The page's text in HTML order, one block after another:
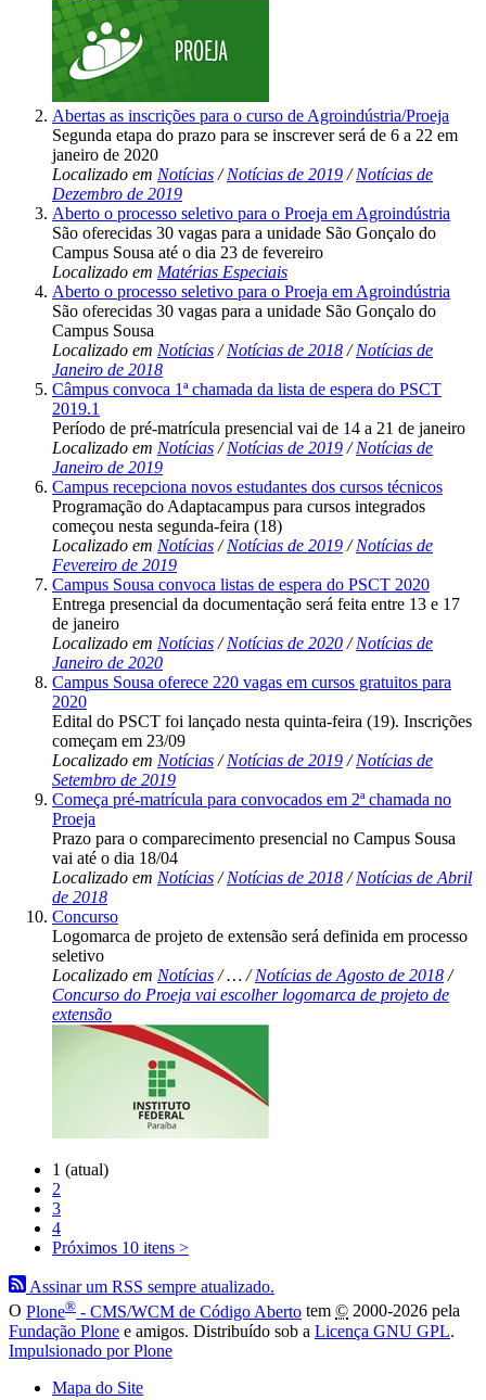
Abertas as inscrições para o curso de Agroindústria/Proeja
Segunda etapa do prazo para se inscrever será de 6 a 22 em
janeiro de 2020
Localizado em Notícias /Notícias de 2019 /Notícias de
Dezembro de 2019
Aberto o processo seletivo para o Proeja em Agroindústria
São oferecidas 30 vagas para a unidade São Gonçalo do
Campus Sousa até o dia 23 de fevereiro
Localizado em Matérias Especiais
Aberto o processo seletivo para o Proeja em Agroindústria
São oferecidas 30 vagas para a unidade São Gonçalo do
Campus Sousa
Localizado em Notícias /Notícias de 2018 /Notícias de
Janeiro de 2018
Câmpus convoca 1ª chamada da lista de espera do PSCT
2019.1
Período de pré-matrícula presencial vai de 14 a 21 de janeiro
Localizado em Notícias /Notícias de 2019 /Notícias de
Janeiro de 2019
Campus recepciona novos estudantes dos cursos técnicos
Programação do Adaptacampus para cursos integrados
começou nesta segunda-feira (18)
Localizado em Notícias /Notícias de 2019 /Notícias de
Fevereiro de 2019
Campus Sousa convoca listas de espera do PSCT 2020
Entrega presencial da documentação será feita entre 13 e 17
de janeiro
Localizado em Notícias /Notícias de 2020 /Notícias de
Janeiro de 2020
Campus Sousa oferece 220 vagas em cursos gratuitos para
2020
Edital do PSCT foi lançado nesta quinta-feira (19). Inscrições
começam em 23/09
Localizado em Notícias /Notícias de 2019 /Notícias de
Setembro de 2019
Começa pré-matrícula para convocados em 2ª chamada no
Proeja
Prazo para o comparecimento presencial no Campus Sousa
vai até o dia 18/04
Localizado em Notícias /Notícias de 2018 /Notícias de Abril
de 2018
Concurso
Logomarca de projeto de extensão será definida em processo
seletivo
Localizado em Notícias /…/Notícias de Agosto de 2018 /
Concurso do Proeja vai escolher logomarca de projeto de
extensão
1 (atual)
2
3
4
Próximos 10 itens >
Assinar um RSS sempre atualizado.
O Plone® - CMS/WCM de Código Aberto tem © 2000-2026 pela
Fundação Plone e amigos. Distribuído sob a Licença GNU GPL.
Impulsionado por Plone
Mapa do Site